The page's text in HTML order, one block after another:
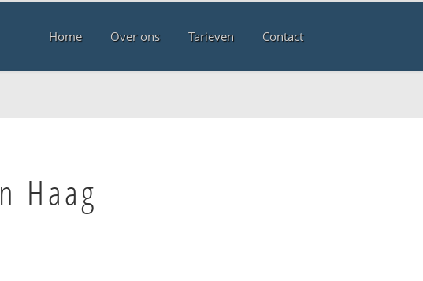
Home Over ons Tarieven Contact
Haag